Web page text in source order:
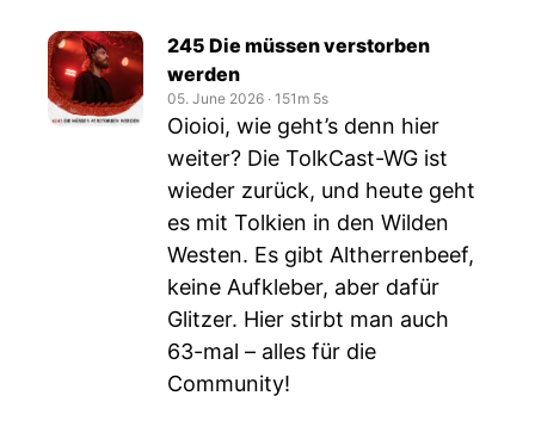
245 Die müssen verstorben
werden
05. June 2026 ‧ 151m 5s
Oioioi, wie geht’s denn hier
weiter? Die TolkCast-WG ist
wieder zurück, und heute geht
es mit Tolkien in den Wilden
Westen. Es gibt Altherrenbeef,
keine Aufkleber, aber dafür
Glitzer. Hier stirbt man auch
63-mal – alles für die
Community!